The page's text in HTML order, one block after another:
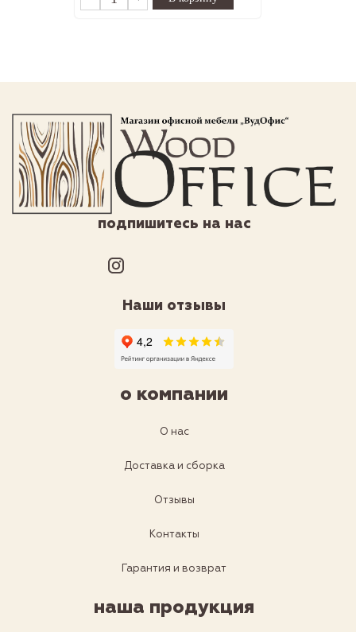
подпишитесь на нас
Наши отзывы
о компании
О нас
Доставка и сборка
Отзывы
Контакты
Гарантия и возврат
наша продукция